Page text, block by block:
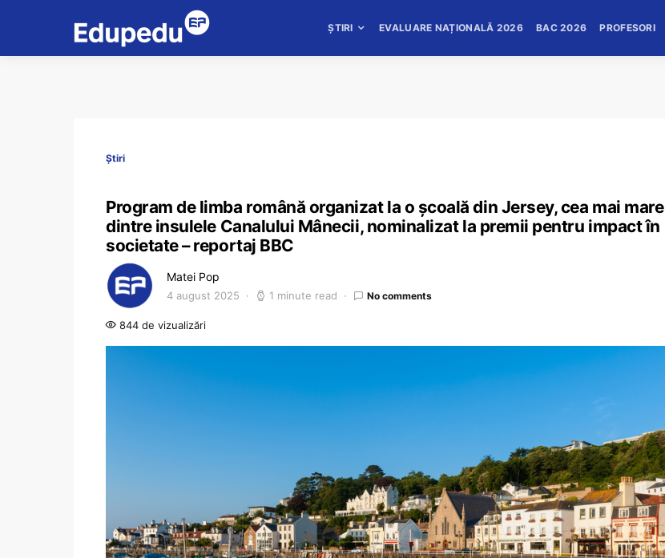
ȘTIRI EVALUARE NAȚIONALĂ 2026 BAC 2026 PROFESORI
Știri
Program de limba română organizat la o școală din Jersey, cea mai mare
dintre insulele Canalului Mânecii, nominalizat la premii pentru impact în
societate – reportaj BBC
Matei Pop
4 august 2025 1 minute read No comments
844 de vizualizări